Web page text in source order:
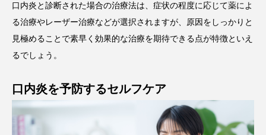
口内炎と診断された場合の治療法は、症状の程度に応じて薬によ
る治療やレーザー治療などが選択されますが、原因をしっかりと
見極めることで素早く効果的な治療を期待できる点が特徴といえ
るでしょう。
口内炎を予防するセルフケア